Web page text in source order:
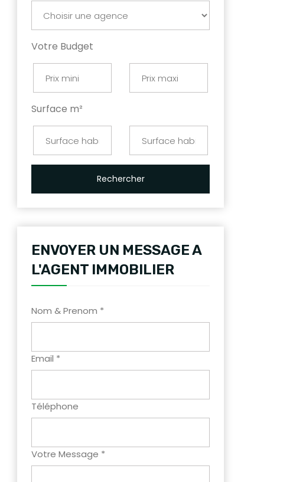
Votre Budget
Surface m²
Rechercher
ENVOYER UN MESSAGE A
L'AGENT IMMOBILIER
Nom & Prenom *
Email *
Téléphone
Votre Message *